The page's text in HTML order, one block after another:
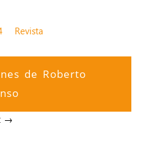
Revista
de Roberto
→